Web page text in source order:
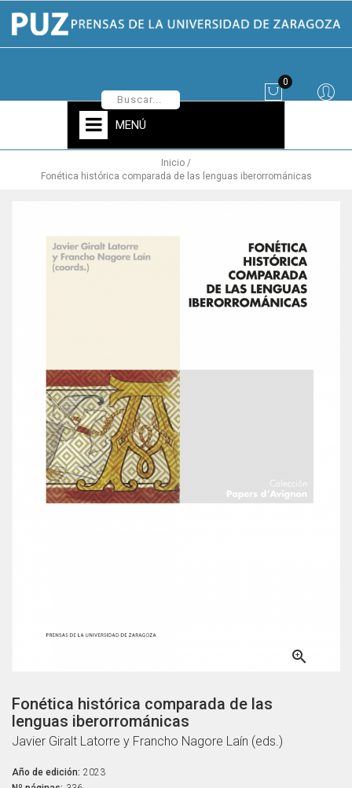
0
MENÚ
Inicio
Fonética histórica comparada de las lenguas iberorrománicas

Fonética histórica comparada de las
lenguas iberorrománicas
Javier Giralt Latorre y Francho Nagore Laín (eds.)
Año de edición: 2023